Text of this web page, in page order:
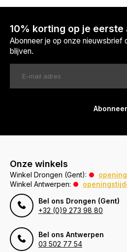
10% korting op je eerste
Abonneer je op onze nieuwsbrief
blijven.
Abonneer
Onze winkels
Winkel Drongen (Gent):
Winkel Antwerpen:
Bel ons Drongen (Gent)
+32 (0)9 273 98 80
Bel ons Antwerpen
03 502 77 54